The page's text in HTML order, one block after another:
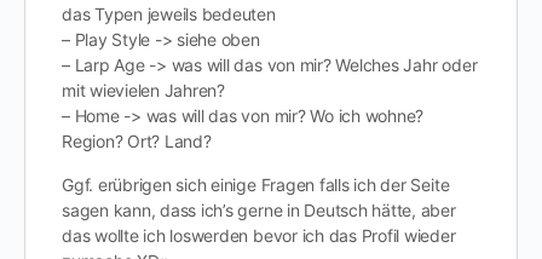
das Typen jeweils bedeuten
– Play Style -> siehe oben
– Larp Age -> was will das von mir? Welches Jahr oder
mit wievielen Jahren?
– Home -> was will das von mir? Wo ich wohne?
Region? Ort? Land?
Ggf. erübrigen sich einige Fragen falls ich der Seite
sagen kann, dass ich’s gerne in Deutsch hätte, aber
das wollte ich loswerden bevor ich das Profil wieder